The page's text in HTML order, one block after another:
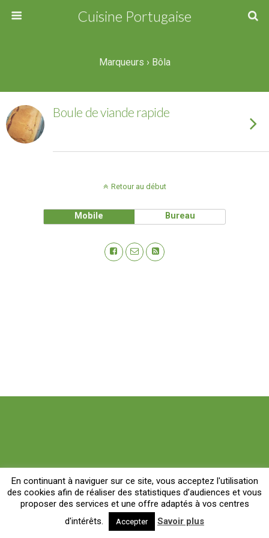
Cuisine Portugaise
Marqueurs › Bôla
Boule de viande rapide
Retour au début
Mobile Bureau
En continuant à naviguer sur ce site, vous acceptez l'utilisation
des cookies afin de réaliser des statistiques d’audiences et vous
proposer des services et une offre adaptés à vos centres
d'intérêts.
Accepter Savoir plus